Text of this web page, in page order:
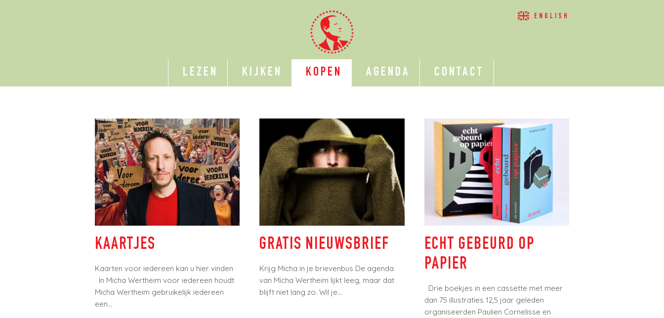
ENGLISH
LEZEN KIJKEN KOPEN AGENDA CONTACT
KAARTJES
Kaarten voor iedereen kan u hier vinden
In Micha Wertheim voor iedereen houdt
Micha Wertheim gebruikelijk iedereen
een...
GRATIS NIEUWSBRIEF
Krijg Micha in je brievenbus De agenda
van Micha Wertheim lijkt leeg, maar dat
blijft niet lang zo. Wil je...
ECHT GEBEURD OP
PAPIER
Drie boekjes in een cassette met meer
dan 75 illustraties 12,5 jaar geleden
organiseerden Paulien Cornelisse en